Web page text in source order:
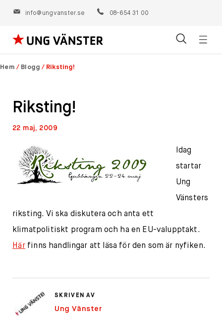
info@ungvanster.se 08-654 31 00
Hoppa
till
Hem / Blogg / Riksting!
Riksting!
22 maj, 2009
Idag
startar
Ung
Vänsters
riksting. Vi ska diskutera och anta ett
klimatpolitiskt program och ha en EU-valupptakt.
Härfinns handlingar att läsa för den som är nyfiken.
SKRIVEN AV
Ung Vänster